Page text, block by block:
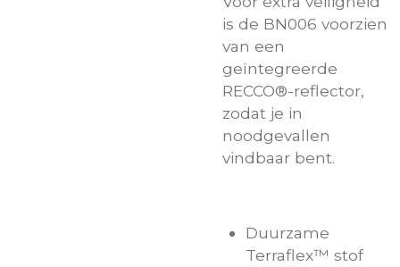
is de BN006 voorzien
van een
geïntegreerde
RECCO®-reflector,
zodat je in
noodgevallen
vindbaar bent.
Duurzame
Terraflex™ stof